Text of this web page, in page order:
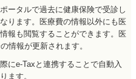
ータルで過去に健康保険で受診し
ります。医療費の情報以外にも医
報も閲覧することができます。医
情報が更新されます。
にe-Taxと連携することで自動入
ます。